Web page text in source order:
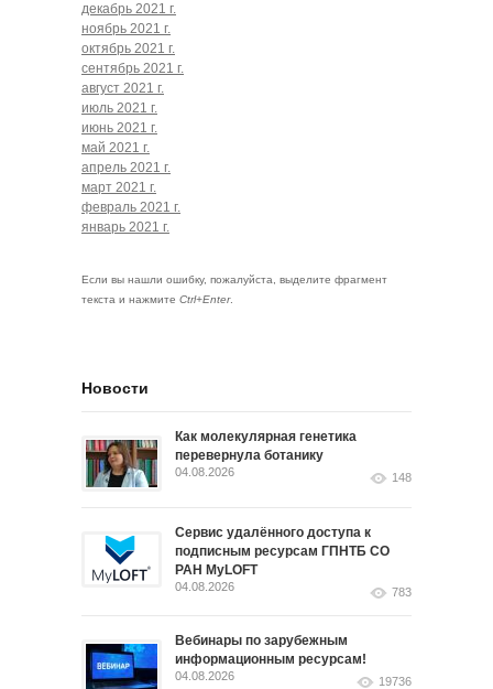
декабрь 2021 г.
ноябрь 2021 г.
октябрь 2021 г.
сентябрь 2021 г.
август 2021 г.
июль 2021 г.
июнь 2021 г.
май 2021 г.
апрель 2021 г.
март 2021 г.
февраль 2021 г.
январь 2021 г.
Если вы нашли ошибку, пожалуйста, выделите фрагмент
текста и нажмите Ctrl+Enter.
Новости
Как молекулярная генетика
перевернула ботанику
04.08.2026 148
Сервис удалённого доступа к
подписным ресурсам ГПНТБ СО
РАН MyLOFT
04.08.2026 783
Вебинары по зарубежным
информационным ресурсам!
04.08.2026 19736